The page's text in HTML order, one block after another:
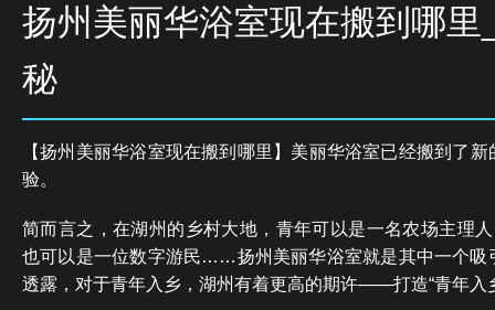
扬州美丽华浴室现在搬到哪里
秘
【扬州美丽华浴室现在搬到哪里】美丽华浴室已经搬到了
验。
简而言之，在湖州的乡村大地，青年可以是一名农场主理
也可以是一位数字游民……扬州美丽华浴室就是其中一个吸
透露，对于青年入乡，湖州有着更高的期许——打造“青年入